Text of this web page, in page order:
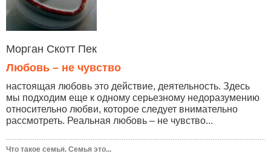
Морган Скотт Пек
Любовь – не чувство
настоящая любовь это действие, деятельность. Здесь
мы подходим еще к одному серьезному недоразумению
относительно любви, которое следует внимательно
рассмотреть. Реальная любовь – не чувство...
Что такое семья. Семья это...